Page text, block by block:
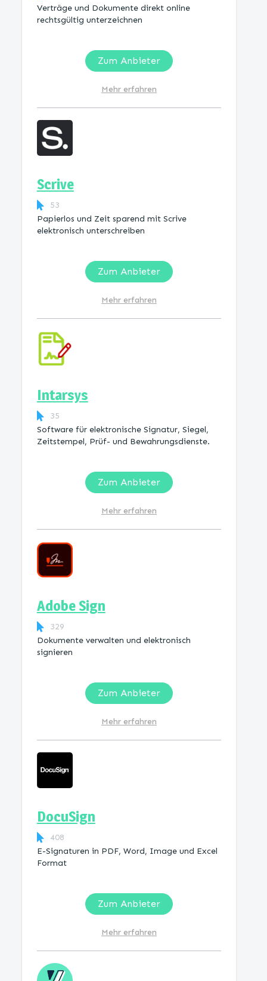
Verträge und Dokumente direkt online
rechtsgültig unterzeichnen
Zum Anbieter
Mehr erfahren
Scrive
53
Papierlos und Zeit sparend mit Scrive
elektronisch unterschreiben
Zum Anbieter
Mehr erfahren
Intarsys
35
Software für elektronische Signatur, Siegel,
Zeitstempel, Prüf- und Bewahrungsdienste.
Zum Anbieter
Mehr erfahren
Adobe Sign
329
Dokumente verwalten und elektronisch
signieren
Zum Anbieter
Mehr erfahren
DocuSign
408
E-Signaturen in PDF, Word, Image und Excel
Format
Zum Anbieter
Mehr erfahren